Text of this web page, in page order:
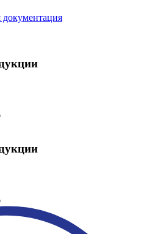
документация